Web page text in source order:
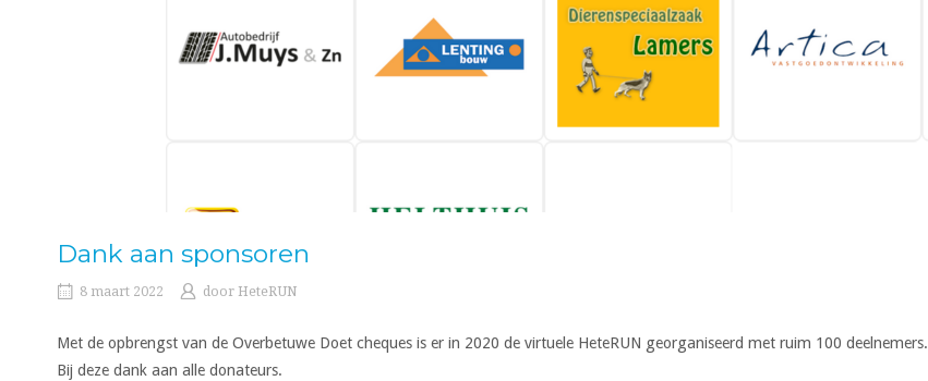
Dank aan sponsoren
8 maart 2022 door HeteRUN
Met de opbrengst van de Overbetuwe Doet cheques is er in 2020 de virtuele HeteRUN georganiseerd met ruim 100 deelnemers.
Bij deze dank aan alle donateurs.